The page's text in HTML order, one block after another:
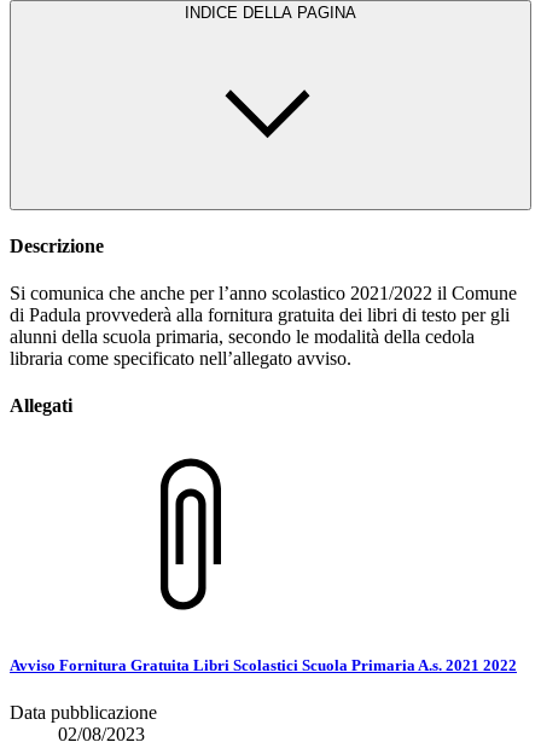
INDICE DELLA PAGINA
Descrizione
Si comunica che anche per l’anno scolastico 2021/2022 il Comune
di Padula provvederà alla fornitura gratuita dei libri di testo per gli
alunni della scuola primaria, secondo le modalità della cedola
libraria come specificato nell’allegato avviso.
Allegati
Avviso Fornitura Gratuita Libri Scolastici Scuola Primaria A.s. 2021 2022
Data pubblicazione
02/08/2023